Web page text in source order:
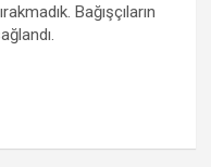
Bağışçıların